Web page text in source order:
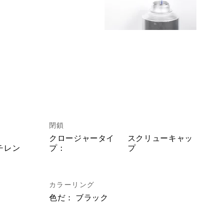
レン
閉鎖
クロージャータイ
プ：
スクリューキャッ
プ
カラーリング
色だ： ブラック